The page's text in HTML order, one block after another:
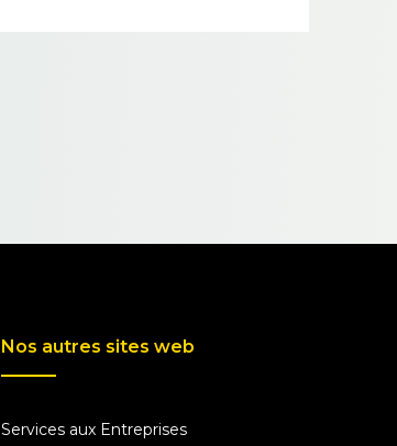
Nos autres sites web
Services aux Entreprises